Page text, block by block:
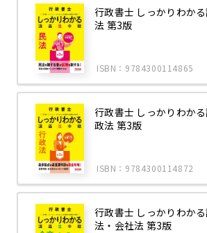
行政書士 しっかりわか
法 第3版
ISBN：9784300114865
行政書士 しっかりわか
政法 第3版
ISBN：9784300114872
行政書士 しっかりわか
法・会社法 第3版